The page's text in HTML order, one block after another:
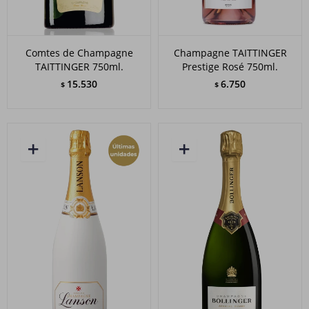
Comtes de Champagne
TAITTINGER 750ml.
$ 15.530
Champagne TAITTINGER
Prestige Rosé 750ml.
$ 6.750